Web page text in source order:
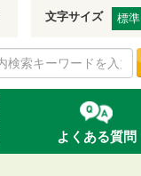
文字サイズ 標準
よくある質問